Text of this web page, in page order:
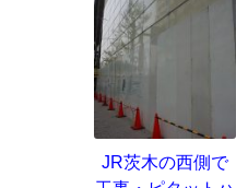
JR茨木の西側で